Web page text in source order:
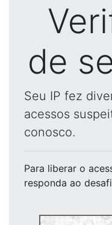
de
Seu IP fez
acessos
conosco.
Para liberar o
responda ao